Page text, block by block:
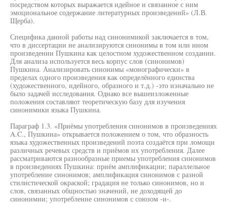
посредством которых выражается идейное и связанное с ним
эмоциональное содержание литературных произведений» (Л.В.
Щерба).
Специфика данной работы над синонимикой заключается в том,
что в диссертации не анализируются синонимы в том или ином
произведении Пушкина как целостном художественном создании.
Для анализа используется весь корпус слов (синонимов)
Пушкина. Анализировать синонимы «монографически» в
пределах одного произведения как определённого единства
(художественного, идейного, образного и т.д.) -это изначально не
было задачей исследования. Однако все вышеизложенные
положения составляют теоретическую базу для изучения
синонимики языка Пушкина.
Параграф 1.3. «Приёмы употребления синонимов в произведениях
A.C., Пушкина» открывается положением о том, что образность
языка художественных произведений поэта создаётся при ломощи
различных речевых средств и приёмов их употребления. Далее
рассматриваются разнообразные приемы употребления синонимов
в произведениях Пушкина: приём амплификации; параллельное
употребление синонимов; амплификация синонимов с разной
стилистической окраской; градация не только синонимов, но и
слов, связанных общностью значений, не доходящей до
синонимии; употребление синонимов с союзом -и-.